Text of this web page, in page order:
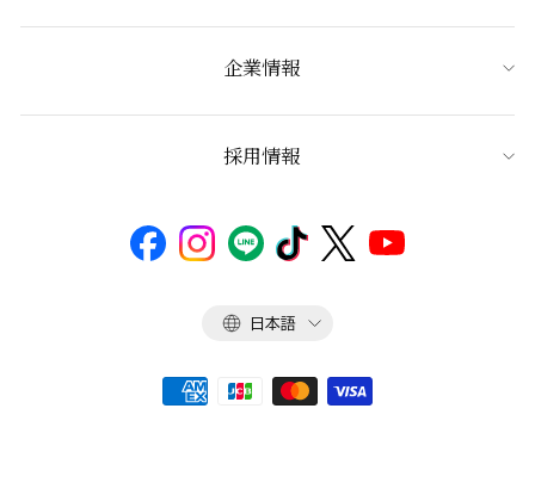
企業情報
採用情報
言
日本語